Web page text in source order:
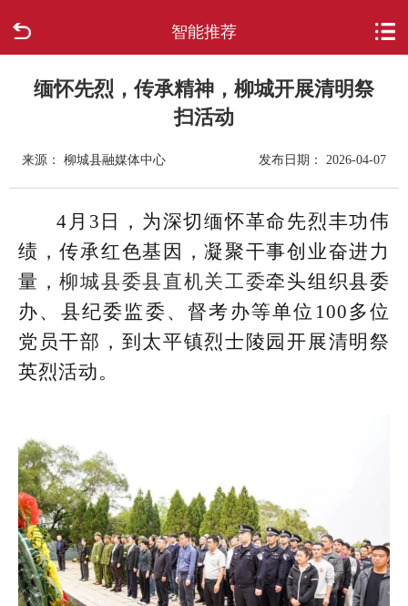
智能推荐
走进柳城
政府信息公开
网上办事
互动回应
数据专题
缅怀先烈，传承精神，柳城开展清明祭
扫活动
来源： 柳城县融媒体中心 发布日期： 2026-04-07
4月3日，为深切缅怀革命先烈丰功伟
绩，传承红色基因，凝聚干事创业奋进力
量，柳城县委县直机关工委牵头组织县委
办、县纪委监委、督考办等单位100多位
党员干部，到太平镇烈士陵园开展清明祭
英烈活动。